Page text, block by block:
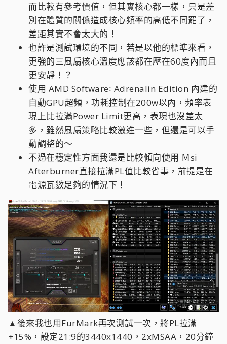
而比較有參考價值，但其實核心都一樣，只是差
別在體質的關係造成核心頻率的高低不同罷了，
差距其實不會太大的！
也許是測試環境的不同，若是以他的標準來看，
更強的三風扇核心溫度應該都在壓在60度內而且
更安靜！？
使用 AMD Software꞉ Adrenalin Edition 內建的
自動GPU超頻，功耗控制在200w以內，頻率表
現上比拉滿Power Limit更高，表現也沒差太
多，雖然風扇策略比較激進一些，但還是可以手
動調整的～
不過在穩定性方面我還是比較傾向使用 Ｍsi
Afterburner直接拉滿PL值比較省事，前提是在
電源瓦數足夠的情況下！
▲後來我也用FurMark再次測試一次，將PL拉滿
+15%，設定21:9的3440x1440，2xMSAA，20分鐘